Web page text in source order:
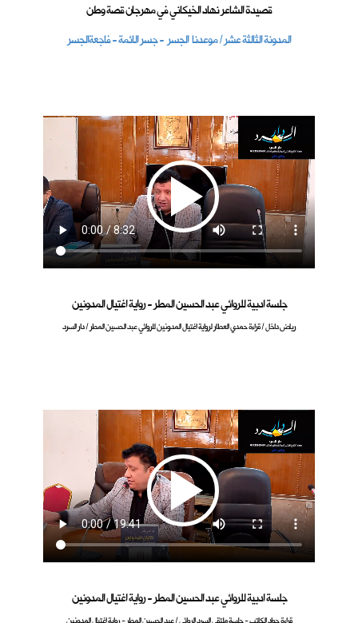
قصيدة الشاعر نهاد الخيكاني في مهرجان قصة وطن
المدونة الثالثة عشر / موعدنا الجسر - جسر الائمة - فاجعةالجسر
جلسة ادبية للروائي عبد الحسين المطر - رواية اغتيال المدونين
رياض داخل / قراءة حمدي العطار لرواية اغتيال المدونين للروائي عبد الحسين المطر / دار السرد
جلسة ادبية للروائي عبد الحسين المطر - رواية اغتيال المدونين